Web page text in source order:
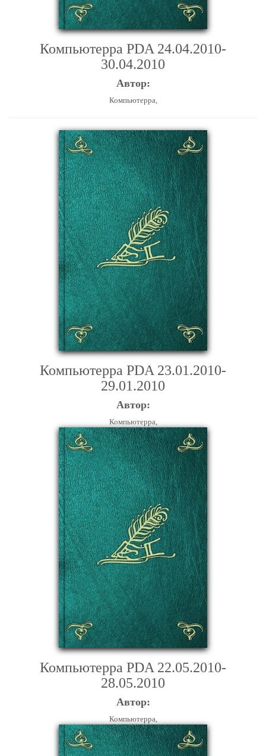
Компьютерра PDA 24.04.2010-
30.04.2010
Автор:
Компьютерра,
Компьютерра PDA 23.01.2010-
29.01.2010
Автор:
Компьютерра,
Компьютерра PDA 22.05.2010-
28.05.2010
Автор:
Компьютерра,